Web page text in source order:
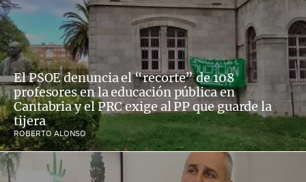
El PSOE denuncia el “recorte” de 108
profesores en la educación pública en
Cantabria y el PRC exige al PP que guarde la
tijera
ROBERTO ALONSO